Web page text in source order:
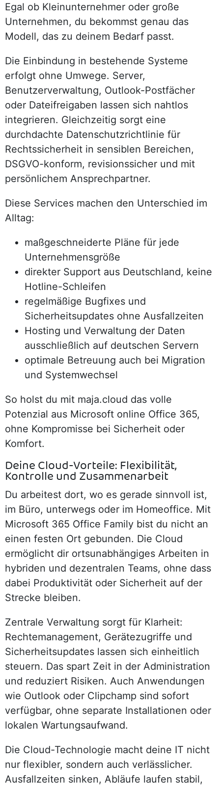
Egal ob Kleinunternehmer oder große
Unternehmen, du bekommst genau das
Modell, das zu deinem Bedarf passt.
Die Einbindung in bestehende Systeme
erfolgt ohne Umwege. Server,
Benutzerverwaltung, Outlook-Postfächer
oder Dateifreigaben lassen sich nahtlos
integrieren. Gleichzeitig sorgt eine
durchdachte Datenschutzrichtlinie für
Rechtssicherheit in sensiblen Bereichen,
DSGVO-konform, revisionssicher und mit
persönlichem Ansprechpartner.
Diese Services machen den Unterschied im
Alltag:
maßgeschneiderte Pläne für jede
Unternehmensgröße
direkter Support aus Deutschland, keine
Hotline-Schleifen
regelmäßige Bugfixes und
Sicherheitsupdates ohne Ausfallzeiten
Hosting und Verwaltung der Daten
ausschließlich auf deutschen Servern
optimale Betreuung auch bei Migration
und Systemwechsel
So holst du mit maja.cloud das volle
Potenzial aus Microsoft online Office 365,
ohne Kompromisse bei Sicherheit oder
Komfort.
Deine Cloud-Vorteile: Flexibilität,
Kontrolle und Zusammenarbeit
Du arbeitest dort, wo es gerade sinnvoll ist,
im Büro, unterwegs oder im Homeoffice. Mit
Microsoft 365 Office Family bist du nicht an
einen festen Ort gebunden. Die Cloud
ermöglicht dir ortsunabhängiges Arbeiten in
hybriden und dezentralen Teams, ohne dass
dabei Produktivität oder Sicherheit auf der
Strecke bleiben.
Zentrale Verwaltung sorgt für Klarheit:
Rechtemanagement, Gerätezugriffe und
Sicherheitsupdates lassen sich einheitlich
steuern. Das spart Zeit in der Administration
und reduziert Risiken. Auch Anwendungen
wie Outlook oder Clipchamp sind sofort
verfügbar, ohne separate Installationen oder
lokalen Wartungsaufwand.
Die Cloud-Technologie macht deine IT nicht
nur flexibler, sondern auch verlässlicher.
Ausfallzeiten sinken, Abläufe laufen stabil,